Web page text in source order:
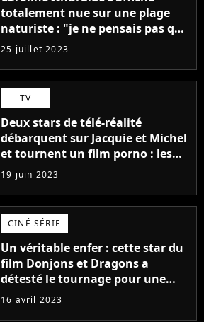
totalement nue sur une plage
naturiste : "je ne pensais pas que
j'arriverais à le faire..."
25 juillet 2023
TV
Deux stars de télé-réalité
débarquent sur Jacquie et Michel
et tournent un film porno : les
premières images du tournage
(exclu)
19 juin 2023
CINÉ SÉRIE
Un véritable enfer : cette star du
film Donjons et Dragons a
détesté le tournage pour une
raison très spéciale
16 avril 2023